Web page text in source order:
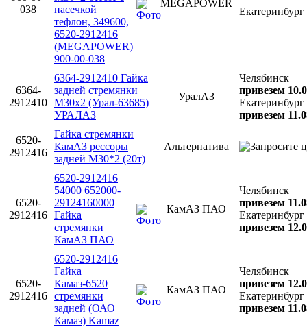
038
насечкой
тефлон, 349600,
6520-2912416
(MEGAPOWER)
900-00-038
MEGAPOWER
Екатеринбург
6364-
2912410
6364-2912410 Гайка
задней стремянки
М30х2 (Урал-63685)
УРАЛАЗ
УралАЗ
Челябинск
привезем
Екатеринбург
привезем
6520-
2912416
Гайка стремянки
КамАЗ рессоры
задней М30*2 (20т)
Альтернатива
6520-
2912416
6520-2912416
54000 652000-
29124160000
Гайка
стремянки
КамАЗ ПАО
КамАЗ ПАО
Челябинск
привезем
Екатеринбург
привезем
6520-
2912416
6520-2912416
Гайка
Камаз-6520
стремянки
задней (ОАО
Камаз) Kamaz
КамАЗ ПАО
Челябинск
привезем
Екатеринбург
привезем